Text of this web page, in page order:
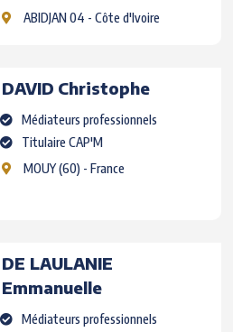
ABIDJAN 04 - Côte d'Ivoire
DAVID Christophe
Médiateurs professionnels
Titulaire CAP'M
MOUY(60) - France
DE LAULANIE
Emmanuelle
Médiateurs professionnels